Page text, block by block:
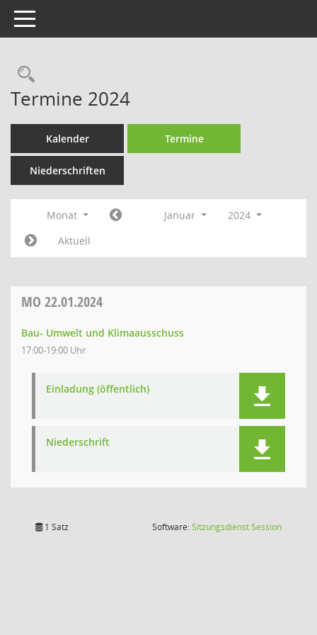
Toggle navigation
Rechercheauswahl
Termine 2024
Kalender Termine
Niederschriften
Monat Januar
2024
Aktuell
MO 22.01.2024
Bau- Umwelt und Klimaausschuss
17:00-19:00 Uhr
Einladung (öffentlich)
Niederschrift
1 Satz Software:SitzungsdienstSession(Wird in